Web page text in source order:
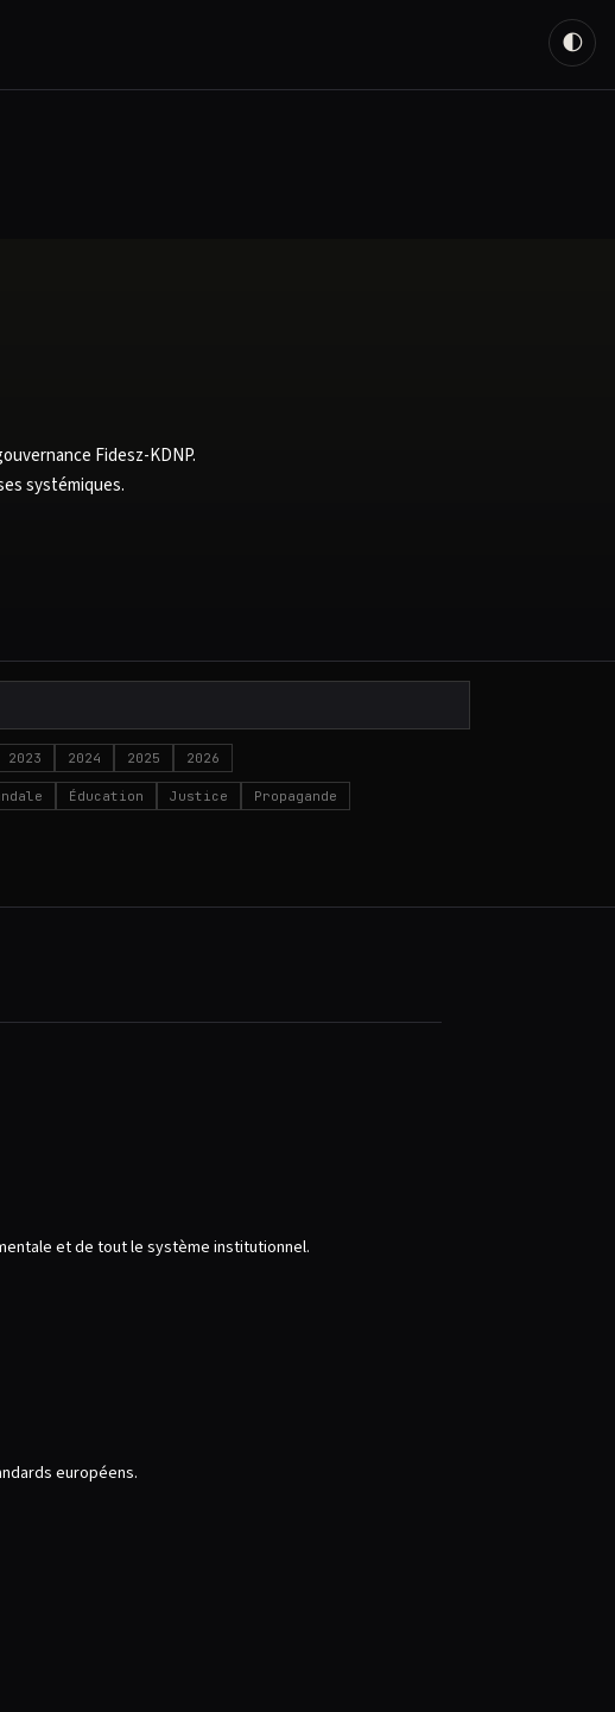
🌓
Fidesz-KDNP.
systémiques.
2023 2024 2025 2026
Éducation Justice
Propagande
et de tout le système institutionnel.
européens.